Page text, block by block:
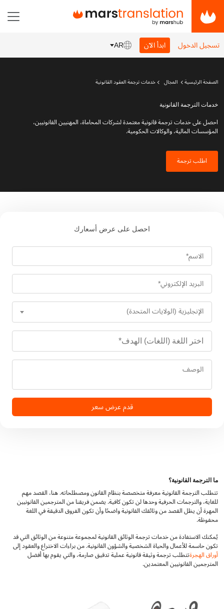
تسجيل الدخول ابدأ الآن AR
الصفحة الرئيسية المجال خدمات ترجمة العقود القانونية
خدمات الترجمة القانونية
احصل على خدمات ترجمة قانونية معتمدة لشركات المحاماة، المهنيين القانونيين،
المؤسسات المالية، والوكالات الحكومية.
اطلب ترجمة
احصل على عرض أسعارك
الإنجليزية (الولايات المتحدة)
قدم عرض سعر
ما الترجمة القانونية؟
تتطلب الترجمة القانونية معرفة متخصصة بنظام القانون ومصطلحاته. هنا، القصد مهم
للغاية، والترجمات الحرفية وحدها لن تكون كافية. يضمن فريقنا من المترجمين القانونيين
المهرة أن يظل القصد من وثائقك القانونية واضحًا وأن تكون الفروق الدقيقة في اللغة
محفوظة.
يُمكنك الاستفادة من خدمات ترجمة الوثائق القانونية لمجموعة متنوعة من الوثائق التي قد
تكون حاسمة للأعمال والحياة الشخصية والشؤون القانونية. من براءات الاختراع والعقود إلى
أوراق الهجرةتتطلب ترجمة وثيقة قانونية عملية تدقيق صارمة، والتي يقوم بها أفضل
المترجمين القانونيين المعتمدين.